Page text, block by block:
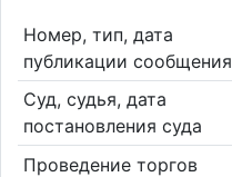
Номер, тип, дата
публикации сообщения
Суд, судья, дата
постановления суда
Проведение торгов